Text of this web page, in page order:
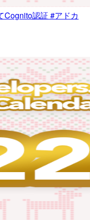
Cognito認証 #アドカ